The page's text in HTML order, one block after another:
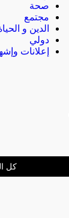
صحة
مجتمع
الدين و
دولي
إعلانات
كل